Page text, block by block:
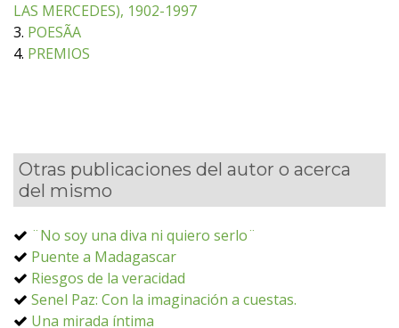
LAS MERCEDES), 1902-1997
3. POESÃA
4. PREMIOS
Otras publicaciones del autor o acerca
del mismo
¨No soy una diva ni quiero serlo¨
Puente a Madagascar
Riesgos de la veracidad
Senel Paz: Con la imaginación a cuestas.
Una mirada íntima